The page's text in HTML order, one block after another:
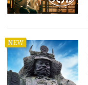
NEW